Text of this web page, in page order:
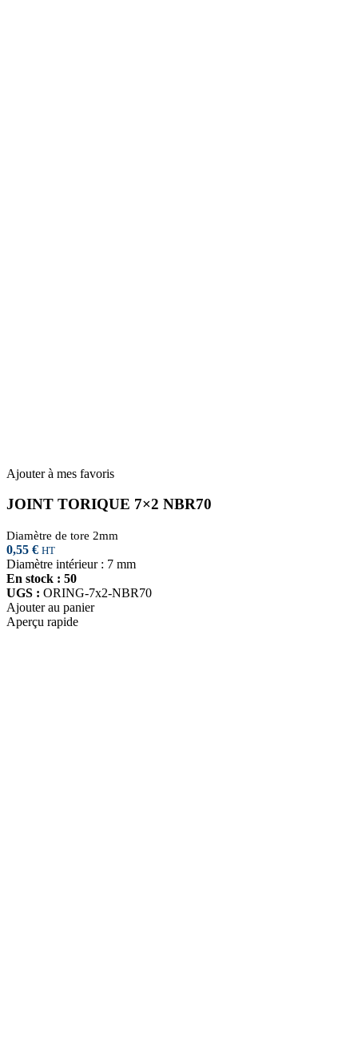
Ajouter à mes favoris
JOINT TORIQUE 7×2 NBR70
Diamètre de tore 2mm
0,55 € HT
Diamètre intérieur : 7 mm
En stock : 50
UGS : ORING-7x2-NBR70
Ajouter au panier
Aperçu rapide